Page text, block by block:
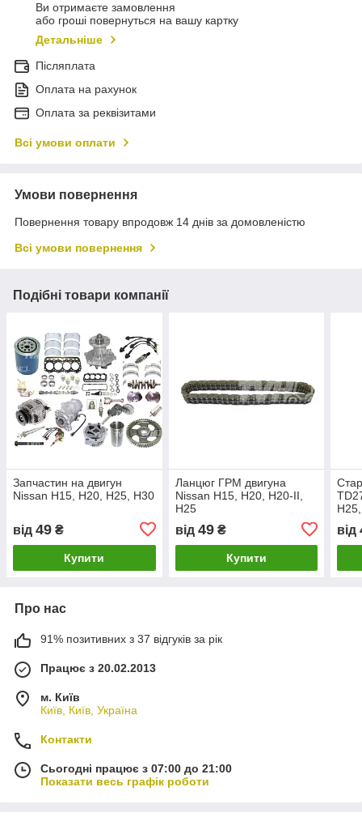
Ви отримаєте замовлення
або гроші повернуться на вашу картку
Детальніше
Післяплата
Оплата на рахунок
Оплата за реквізитами
Всі умови оплати
Умови повернення
Повернення товару впродовж 14 днів за домовленістю
Всі умови повернення
Подібні товари компанії
Запчастин на двигун
Nissan H15, H20, H25, H30
від 49 ₴
Купити
Ланцюг ГРМ двигуна
Nissan H15, H20, H20-II,
H25
від 49₴
Купити
від
Про нас
91% позитивних з 37 відгуків за рік
Працює з 20.02.2013
м. Київ
Київ, Київ, Україна
Контакти
Сьогодні працює з 07:00 до 21:00
Показати весь графік роботи